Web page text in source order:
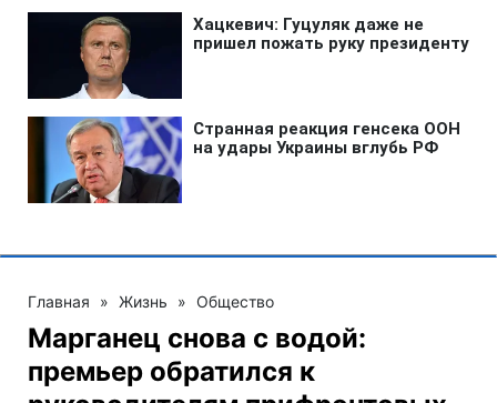
Главная » Жизнь » Общество
Марганец снова с водой:
премьер обратился к